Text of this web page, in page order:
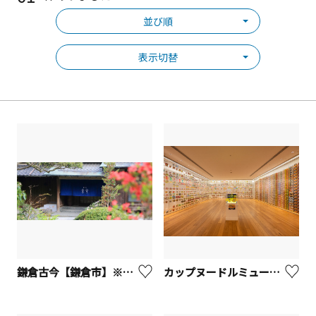
並び順
表示切替
鎌倉古今【鎌倉市】※観光事業者向けUV カップヌードルミュージアム 横浜【横浜市】